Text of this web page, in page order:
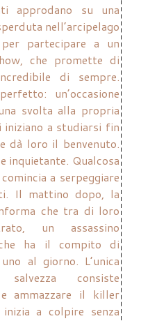
approdano su una
nell’arcipelago
partecipare a un
che promette di
di sempre.
un’occasione
svolta alla propria
iniziano a studiarsi fin
dà loro il benvenuto.
inquietante. Qualcosa
a serpeggiare
Il mattino dopo, la
che tra di loro
un assassino
ha il compito di
al giorno. L’unica
consiste
e ammazzare il killer
a colpire senza